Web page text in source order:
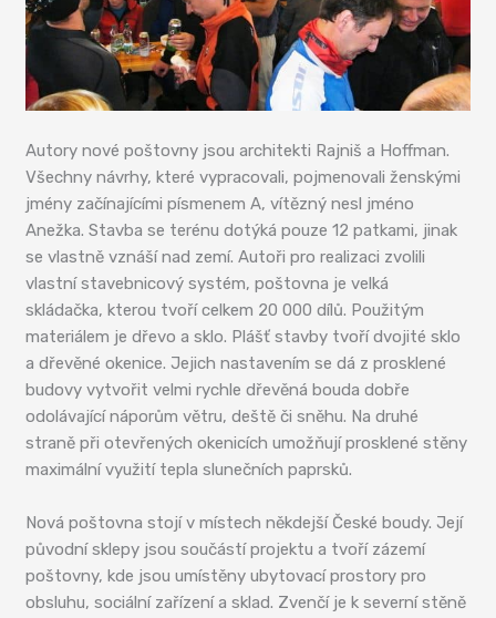
Autory nové poštovny jsou architekti Rajniš a Hoffman.
Všechny návrhy, které vypracovali, pojmenovali ženskými
jmény začínajícími písmenem A, vítězný nesl jméno
Anežka. Stavba se terénu dotýká pouze 12 patkami, jinak
se vlastně vznáší nad zemí. Autoři pro realizaci zvolili
vlastní stavebnicový systém, poštovna je velká
skládačka, kterou tvoří celkem 20 000 dílů. Použitým
materiálem je dřevo a sklo. Plášť stavby tvoří dvojité sklo
a dřevěné okenice. Jejich nastavením se dá z prosklené
budovy vytvořit velmi rychle dřevěná bouda dobře
odolávající náporům větru, deště či sněhu. Na druhé
straně při otevřených okenicích umožňují prosklené stěny
maximální využití tepla slunečních paprsků.
Nová poštovna stojí v místech někdejší České boudy. Její
původní sklepy jsou součástí projektu a tvoří zázemí
poštovny, kde jsou umístěny ubytovací prostory pro
obsluhu, sociální zařízení a sklad. Zvenčí je k severní stěně